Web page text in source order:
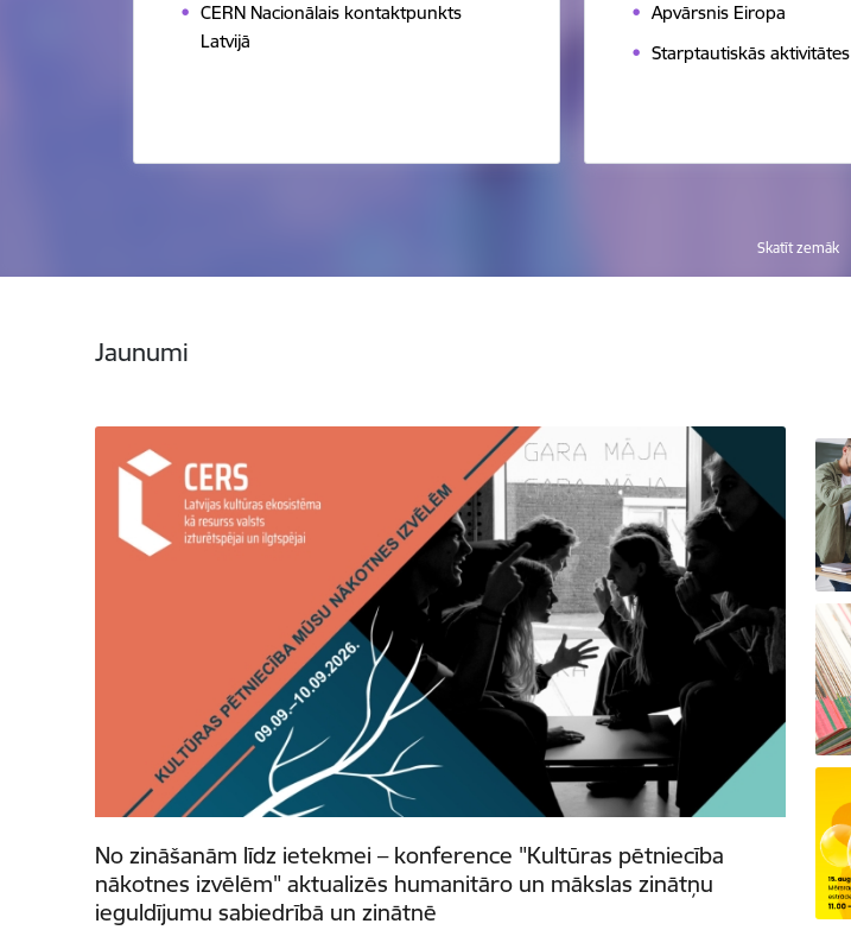
CERN Nacionālais kontaktpunkts
Latvijā
Apvārsnis Eiropa
Starptautiskās aktivitātes
Skatīt zemāk
Jaunumi
No zināšanām līdz ietekmei – konference "Kultūras pētniecība
nākotnes izvēlēm" aktualizēs humanitāro un mākslas zinātņu
ieguldījumu sabiedrībā un zinātnē